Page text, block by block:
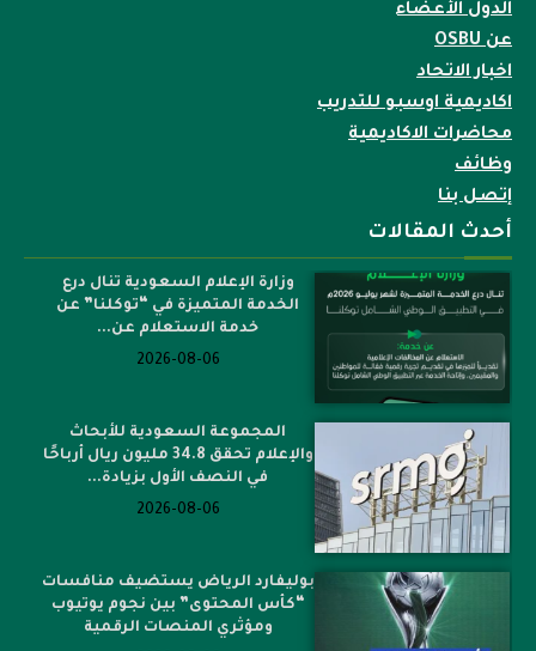
الدول الأعضاء
عن OSBU
اخبار الاتحاد
اكاديمية اوسبو للتدريب
محاضرات الاكاديمية
وظائف
إتصل بنا
أحدث المقالات
وزارة الإعلام السعودية تنال درع
الخدمة المتميزة في “توكلنا” عن
خدمة الاستعلام عن...
2026-08-06
المجموعة السعودية للأبحاث
والإعلام تحقق 34.8 مليون ريال أرباحًا
في النصف الأول بزيادة...
2026-08-06
بوليفارد الرياض يستضيف منافسات
“كأس المحتوى” بين نجوم يوتيوب
ومؤثري المنصات الرقمية